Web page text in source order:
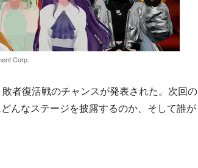
Corp.
者復活戦のチャンスが発表された。次回の
んなステージを披露するのか、そして誰が